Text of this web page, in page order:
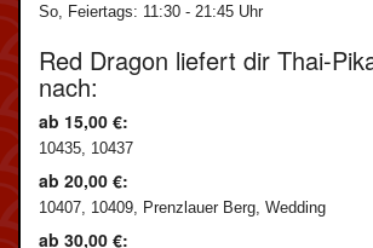
So, Feiertags: 11:30 - 21:45 Uhr
Red Dragon liefert dir Thai-
nach:
ab 15,00 €:
10435, 10437
ab 20,00 €:
10407, 10409, Prenzlauer Berg, Wedding
ab 30,00 €: